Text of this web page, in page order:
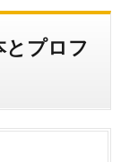
とプロフ